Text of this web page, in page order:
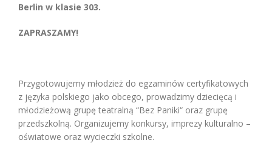
Berlin w klasie 303.
ZAPRASZAMY!
Przygotowujemy młodzież do egzaminów certyfikatowych
z języka polskiego jako obcego, prowadzimy dziecięcą i
młodzieżową grupę teatralną “Bez Paniki“ oraz grupę
przedszkolną. Organizujemy konkursy, imprezy kulturalno –
oświatowe oraz wycieczki szkolne.